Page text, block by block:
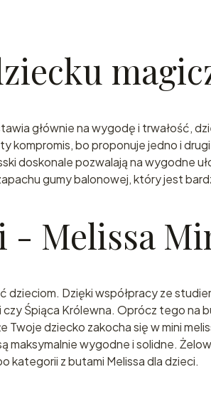
głównie na wygodę i trwałość,
kompromis, bo proponuje jedno i
doskonale pozwalają na wygodne
gumy balonowej, który jest
- Melissa
Dzięki współpracy ze
Śpiąca Królewna. Oprócz tego
dziecko zakocha się w mini
maksymalnie wygodne i solidne.
kategorii z butami Melissa dla dzieci.